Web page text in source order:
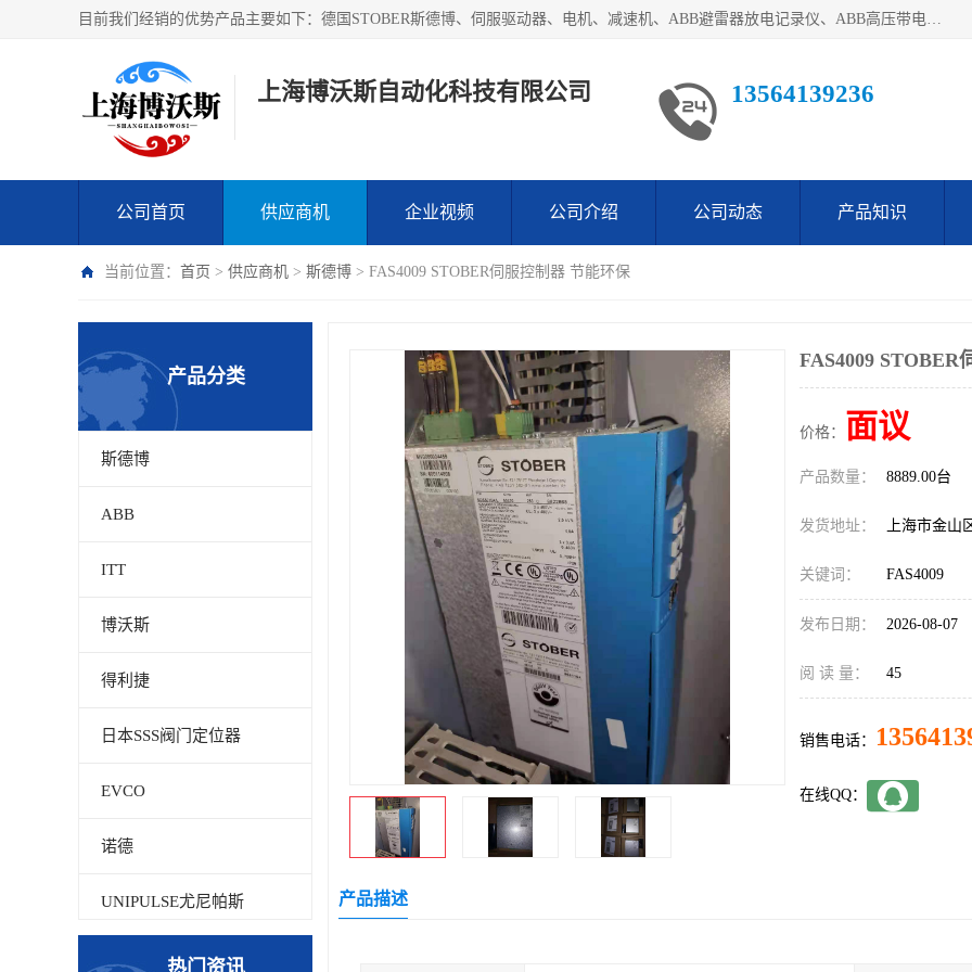
目前我们经销的优势产品主要如下：德国STOBER斯德博、伺服驱动器、电机、减速机、ABB避雷器放电记录仪、ABB高压带电指示器、模拟指示器、柜用照明灯、风机控制器、日本SSS阀门定位器；德国NORD诺德、德国SEW、ITT压力开关、ROSS、伦茨、WEST、ATOS、派克、SSS、三菱、 EVCO、 尤尼帕斯、日本三桥、三菱、威格士、KEB科比等等，品牌众多，无法一一列举！详情来电咨询
上海博沃斯自动化科技有限公司 13564139236
公司首页 供应商机 企业视频 公司介绍 公司动态 产品知识
当前位置： 首页 > 供应商机 > 斯德博 > FAS4009 STOBER伺服控制器 节能环保
产品分类
斯德博
ABB
ITT
博沃斯
得利捷
日本SSS阀门定位器
EVCO
诺德
UNIPULSE尤尼帕斯
热门资讯
FAS4009 STOBER
价格： 面议
产品数量： 8889.00台
发货地址： 上海市金山
关键词： FAS4009
发布日期： 2026-08-07
阅 读 量： 45
销售电话：
在线QQ：
产品描述